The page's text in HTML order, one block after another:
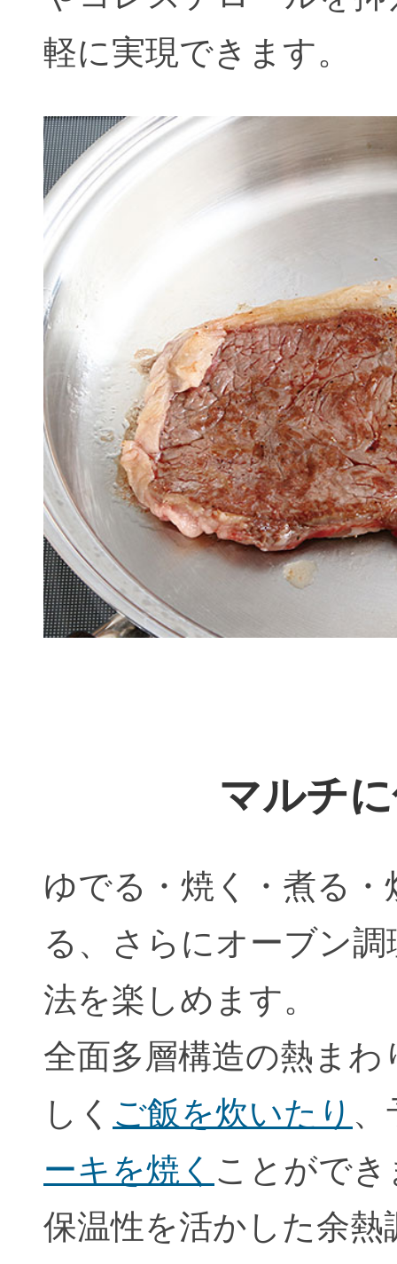
軽に実現できます。
マルチ
ゆでる・焼く・煮る
る、さらにオーブン
法を楽しめます。
全面多層構造の熱ま
しく ご飯を炊いたり
ーキを焼く ことがで
保温性を活かした余